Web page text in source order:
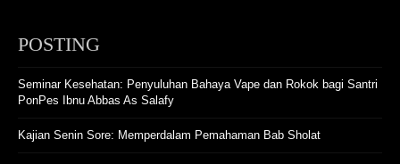
POSTING
Seminar Kesehatan: Penyuluhan Bahaya Vape dan Rokok bagi Santri
PonPes Ibnu Abbas As Salafy
Kajian Senin Sore: Memperdalam Pemahaman Bab Sholat